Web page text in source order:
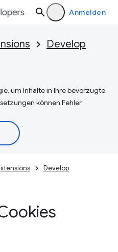
Anmelden
Develop
um Inhalte in Ihre bevorzugte
können Fehler
Develop